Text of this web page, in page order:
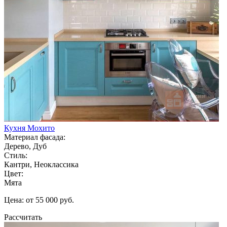
Кухня Мохито
Материал фасада:
Дерево, Дуб
Стиль:
Кантри, Неоклассика
Цвет:
Мята
Цена: от 55 000 руб.
Рассчитать